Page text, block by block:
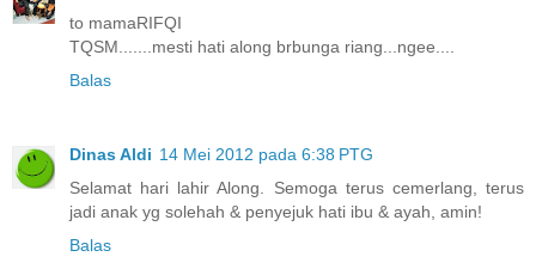
to mamaRIFQI
TQSM.......mesti hati along brbunga riang...ngee....
Balas
Dinas Aldi 14 Mei 2012 pada 6:38 PTG
Selamat hari lahir Along. Semoga terus cemerlang, terus
jadi anak yg solehah & penyejuk hati ibu & ayah, amin!
Balas